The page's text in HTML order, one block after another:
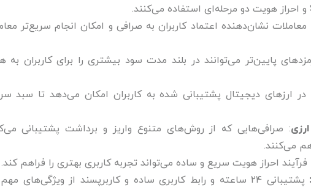
نشان‌دهنده اعتماد کاربران به صرافی و امکان انجام سریع‌تر
پایین‌تر می‌توانند در بلند مدت سود بیشتری را برای کاربران به
در ارزهای دیجیتال پشتیبانی‌ شده به کاربران امکان می‌دهد تا سبد
: صرافی‌هایی که از روش‌های متنوع واریز و برداشت پشتیبانی
می‌کنند.
فرآیند احراز هویت سریع و ساده می‌تواند تجربه کاربری بهتری را فراهم کند.
پشتیبانی ۲۴ ساعته و رابط کاربری ساده و کاربرپسند از ویژگی‌های